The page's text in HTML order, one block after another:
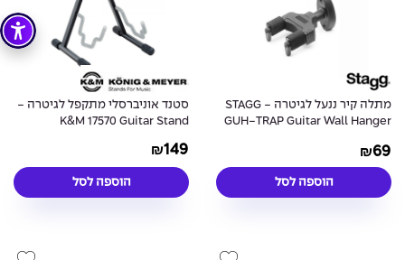
מתלה קיר ננעל לגיטרה - STAGG
GUH-TRAP Guitar Wall Hanger
₪69
הוספה לסל
סטנד אוניברסלי מתקפל לגיטרה -
K&M 17570 Guitar Stand
₪149
הוספה לסל